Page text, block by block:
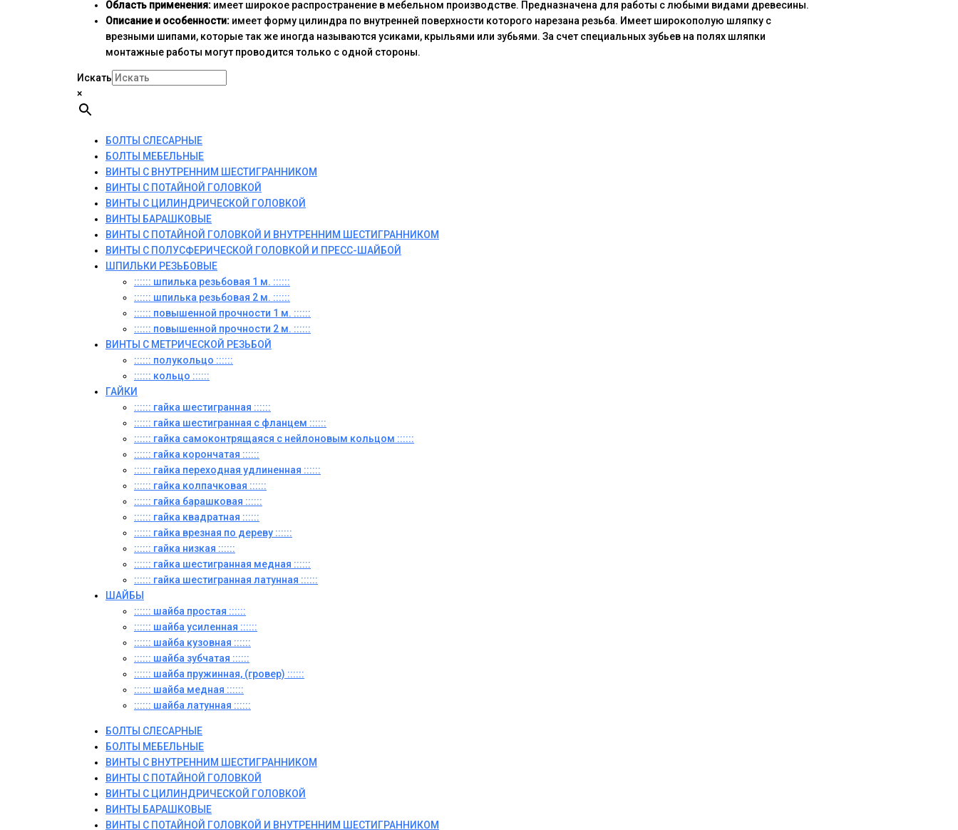
Область применения: имеет широкое распространение в мебельном производстве. Предназначена для работы с любыми видами древесины.
Описание и особенности: имеет форму цилиндра по внутренней поверхности которого нарезана резьба. Имеет широкополую шляпку с
врезными шипами, которые так же иногда называются усиками, крыльями или зубьями. За счет специальных зубьев на полях шляпки
монтажные работы могут проводится только с одной стороны.
Искать
×
БОЛТЫ СЛЕСАРНЫЕ
БОЛТЫ МЕБЕЛЬНЫЕ
ВИНТЫ С ВНУТРЕННИМ ШЕСТИГРАННИКОМ
ВИНТЫ С ПОТАЙНОЙ ГОЛОВКОЙ
ВИНТЫ С ЦИЛИНДРИЧЕСКОЙ ГОЛОВКОЙ
ВИНТЫ БАРАШКОВЫЕ
ВИНТЫ С ПОТАЙНОЙ ГОЛОВКОЙ И ВНУТРЕННИМ ШЕСТИГРАННИКОМ
ВИНТЫ С ПОЛУСФЕРИЧЕСКОЙ ГОЛОВКОЙ И ПРЕСС-ШАЙБОЙ
ШПИЛЬКИ РЕЗЬБОВЫЕ
:::::: шпилька резьбовая 1 м. ::::::
:::::: шпилька резьбовая 2 м. ::::::
:::::: повышенной прочности 1 м. ::::::
:::::: повышенной прочности 2 м. ::::::
ВИНТЫ C МЕТРИЧЕСКОЙ РЕЗЬБОЙ
:::::: полукольцо ::::::
:::::: кольцо ::::::
ГАЙКИ
:::::: гайка шестигранная ::::::
:::::: гайка шестигранная с фланцем ::::::
:::::: гайка самоконтрящаяся с нейлоновым кольцом ::::::
:::::: гайка корончатая ::::::
:::::: гайка переходная удлиненная ::::::
:::::: гайка колпачковая ::::::
:::::: гайка барашковая ::::::
:::::: гайка квадратная ::::::
:::::: гайка врезная по дереву ::::::
:::::: гайка низкая ::::::
:::::: гайка шестигранная медная ::::::
:::::: гайка шестигранная латунная ::::::
ШАЙБЫ
:::::: шайба простая ::::::
:::::: шайба усиленная ::::::
:::::: шайба кузовная ::::::
:::::: шайба зубчатая ::::::
:::::: шайба пружинная, (гровер) ::::::
:::::: шайба медная ::::::
:::::: шайба латунная ::::::
БОЛТЫ СЛЕСАРНЫЕ
БОЛТЫ МЕБЕЛЬНЫЕ
ВИНТЫ С ВНУТРЕННИМ ШЕСТИГРАННИКОМ
ВИНТЫ С ПОТАЙНОЙ ГОЛОВКОЙ
ВИНТЫ С ЦИЛИНДРИЧЕСКОЙ ГОЛОВКОЙ
ВИНТЫ БАРАШКОВЫЕ
ВИНТЫ С ПОТАЙНОЙ ГОЛОВКОЙ И ВНУТРЕННИМ ШЕСТИГРАННИКОМ